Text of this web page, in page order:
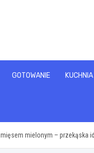
GOTOWANIE KUCHNIA
mielonym – przekąska